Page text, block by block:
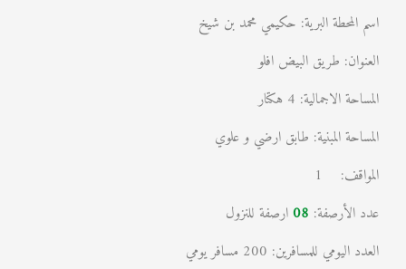
اسم المحطة البرية: حكيمي محمد بن شيخ
العنوان: طريق البيض افلو
المساحة الاجمالية: 4 هكتار
المساحة المبنية: طابق ارضي و علوي
المواقف: 1
عدد الأرصفة: 08ارصفة للنزول
العدد اليومي للمسافرين: 200 مسافر يومي